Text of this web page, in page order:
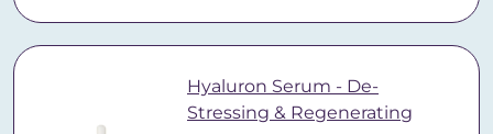
Hyaluron Serum - De-
Stressing & Regenerating